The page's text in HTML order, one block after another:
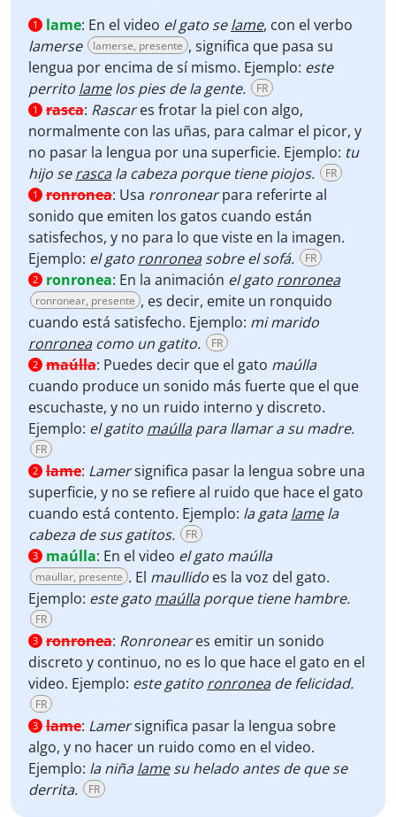
1 lame: En el video el gato selame, con el verbo
lamerse
lamerse, presente , significa que pasa su
lengua por encima de sí mismo. Ejemplo: este
perrito lamelos pies de la gente. FR
1 rasca: Rascares frotar la piel con algo,
normalmente con las uñas, para calmar el picor, y
no pasar la lengua por una superficie. Ejemplo: tu
hijo serascala cabeza porque tiene piojos. FR
1 ronronea: Usa ronronearpara referirte al
sonido que emiten los gatos cuando están
satisfechos, y no para lo que viste en la imagen.
Ejemplo: el gato ronroneasobre el sofá. FR
2 ronronea: En la animación el gato ronronea
ronronear, presente , es decir, emite un ronquido
cuando está satisfecho. Ejemplo: mi marido
ronroneacomo un gatito. FR
2 maúlla: Puedes decir que el gato maúlla
cuando produce un sonido más fuerte que el que
escuchaste, y no un ruido interno y discreto.
Ejemplo: el gatito maúllapara llamar a su madre.
FR
2 lame: Lamersignifica pasar la lengua sobre una
superficie, y no se refiere al ruido que hace el gato
cuando está contento. Ejemplo: la gatalamela
cabeza de sus gatitos.
FR
3 maúlla: En el video el gato maúlla
maullar, presente . El maullido es la voz del gato.
Ejemplo: este gato maúllaporque tiene hambre.
FR
3 ronronea: Ronroneares emitir un sonido
discreto y continuo, no es lo que hace el gato en el
video. Ejemplo: este gatito ronroneade felicidad.
FR
3 lame: Lamersignifica pasar la lengua sobre
algo, y no hacer un ruido como en el video.
Ejemplo: la niñalamesu helado antes de que se
derrita.
FR